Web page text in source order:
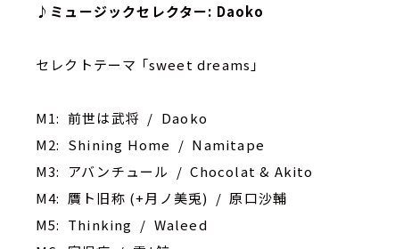
♪ミュージックセレクター: Daoko
セレクトテーマ 「sweet dreams」
M1: 前世は武将 / Daoko
M2: ‎Shining Home / Namitape
M3: アバンチュール / Chocolat & Akito
M4: 贋ト旧称 (+月ノ美兎) / 原口沙輔
M5: ‎Thinking / Waleed